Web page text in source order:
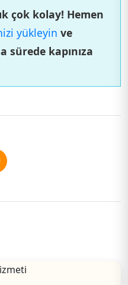
çok kolay! Hemen
yükleyin ve
sürede kapınıza